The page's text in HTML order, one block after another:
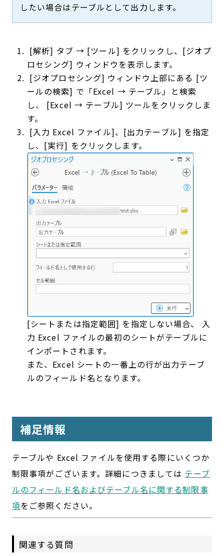
したい場合はテーブルとして出力します。
[解析] タブ → [ツール] をクリックし、[ジオプ
ロセシング] ウィンドウを表示します。
[ジオプロセシング] ウィンドウ上部にある [ツ
ールの検索] で「Excel → テーブル」と検索
し、 [Excel → テーブル] ツールをクリックしま
す。
[入力 Excel ファイル]、[出力テーブル] を指定
し、[実行] をクリックします。
[シートまたは指定範囲] を指定しない場合、 入
力 Excel ファイルの最初のシートがテーブルに
インポートされます。
また、Excel シートの一番上の行が出力テーブ
ルのフィールド名となります。
補足情報
テーブルや Excel ファイルを使用する際にいくつか
制限事項がございます。詳細につきましては テーブ
ルのフィールド名およびテーブル名に関する制限事
項をご参照ください。
関連する質問